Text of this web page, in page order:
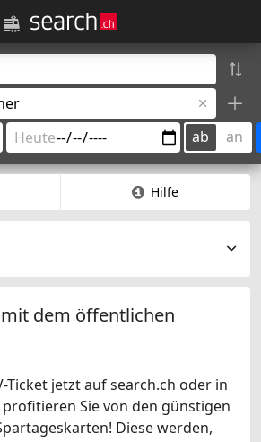
ab an
Hilfe
dem öffentlichen
Ticket jetzt auf search.ch oder in
Sie von den günstigen
Diese werden,